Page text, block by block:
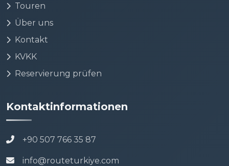
Touren
Über uns
Kontakt
KVKK
Reservierung prüfen
Kontaktinformationen
+90 507 766 35 87
info@routeturkiye.com